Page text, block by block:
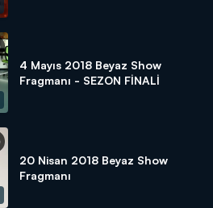
4 Mayıs 2018 Beyaz Show
Fragmanı - SEZON FİNALİ
20 Nisan 2018 Beyaz Show
Fragmanı